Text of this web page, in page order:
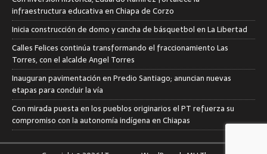
infraestructura educativa en Chiapa de Corzo
Inicia construcción de domo y cancha de básquetbol en La Libertad
Calles Felices continúa transformando el fraccionamiento Las
Torres, con el alcalde Angel Torres
Inauguran pavimentación en Predio Santiago; anuncian nuevas
etapas para concluir la vía
Con mirada puesta en los pueblos originarios el PT refuerza su
compromiso con la autonomía indígena en Chiapas